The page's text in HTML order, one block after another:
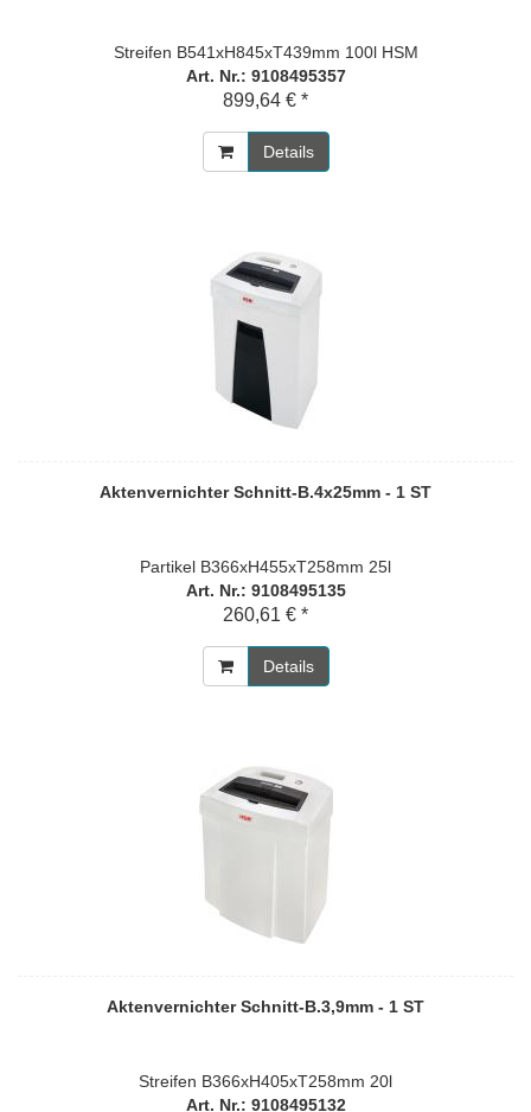
Streifen B541xH845xT439mm 100l HSM
Art. Nr.: 9108495357
899,64 € *
Details
Aktenvernichter Schnitt-B.4x25mm - 1 ST
Partikel B366xH455xT258mm 25l
Art. Nr.: 9108495135
260,61 € *
Details
Aktenvernichter Schnitt-B.3,9mm - 1 ST
Streifen B366xH405xT258mm 20l
Art. Nr.: 9108495132